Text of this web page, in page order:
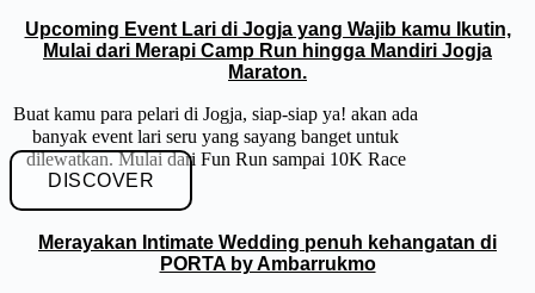
Upcoming Event Lari di Jogja yang Wajib kamu Ikutin,
Mulai dari Merapi Camp Run hingga Mandiri Jogja
Maraton.
Buat kamu para pelari di Jogja, siap-siap ya! akan ada
banyak event lari seru yang sayang banget untuk
dilewatkan. Mulai dari Fun Run sampai 10K Race
DISCOVER
Merayakan Intimate Wedding penuh kehangatan di
PORTA by Ambarrukmo